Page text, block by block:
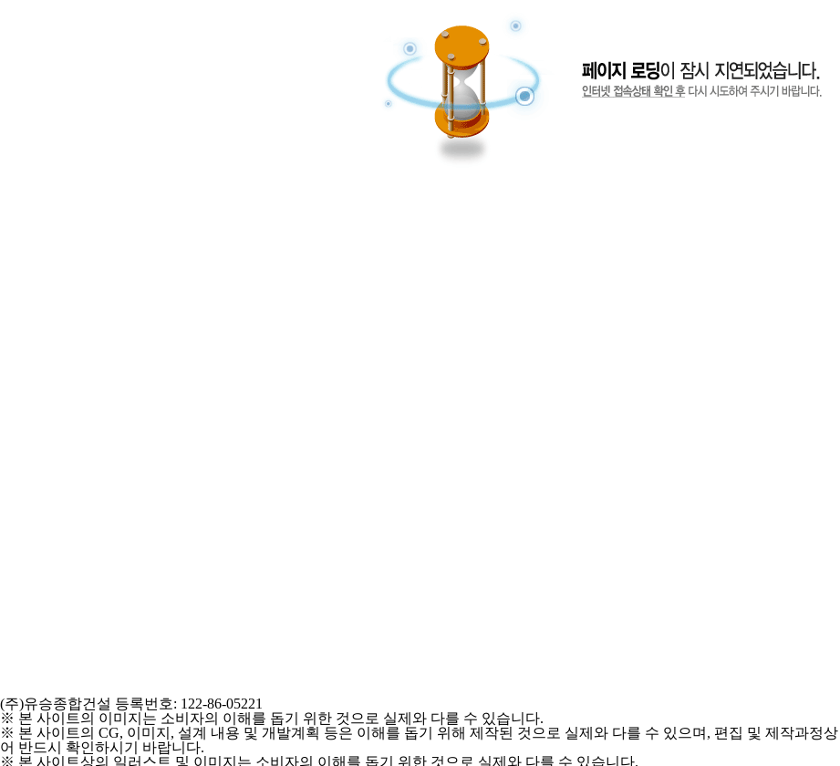
(주)유승종합건설 등록번호: 122-86-05221
※ 본 사이트의 이미지는 소비자의 이해를 돕기 위한 것으로 실제와 다를 수 있습니다.
※ 본 사이트의 CG, 이미지, 설계 내용 및 개발계획 등은 이해를 돕기 위해 제작된 것으로 실제와 다를 수 있으며, 편집 및 제작과정
어 반드시 확인하시기 바랍니다.
※ 본 사이트상의 일러스트 및 이미지는 소비자의 이해를 돕기 위한 것으로 실제와 다를 수 있습니다.